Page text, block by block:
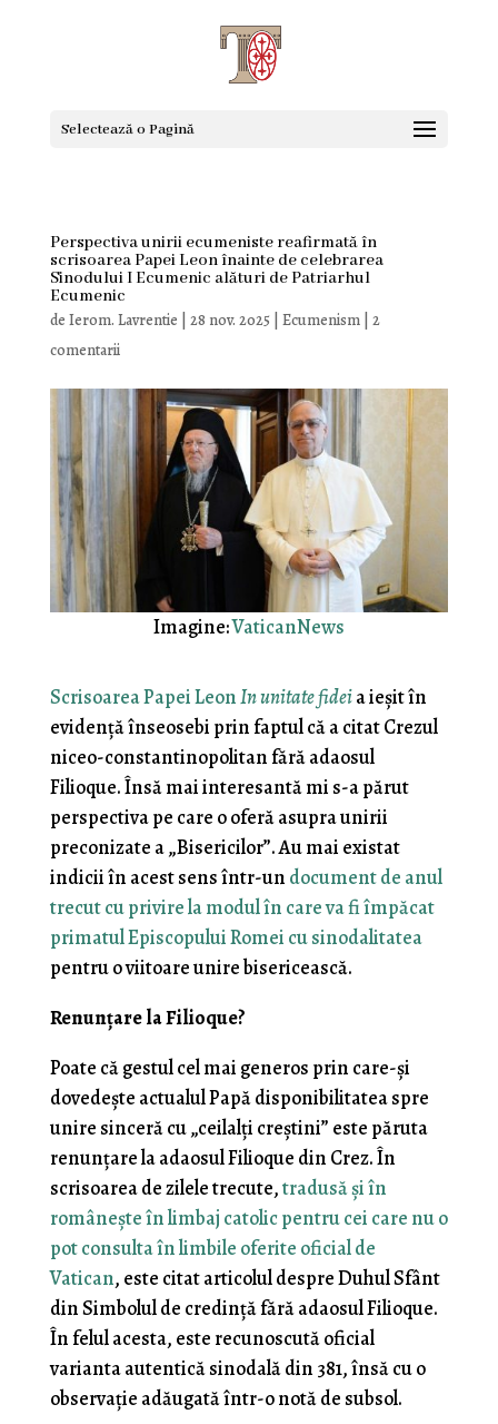
Selectează o Pagină
Perspectiva unirii ecumeniste reafirmată în
scrisoarea Papei Leon înainte de celebrarea
Sinodului I Ecumenic alături de Patriarhul
Ecumenic
de Ierom. Lavrentie 28 nov. 2025| Ecumenism| 2
comentarii
Imagine:VaticanNews
Scrisoarea Papei LeonIn unitate fideia ieșit în
evidență înseosebi prin faptul că a citat Crezul
niceo-constantinopolitan fără adaosul
Filioque. Însă mai interesantă mi s-a părut
perspectiva pe care o oferă asupra unirii
preconizate a „Bisericilor”. Au mai existat
indicii în acest sens într-un document de anul
trecut cu privire la modul în care va fi împăcat
primatul Episcopului Romei cu sinodalitatea
pentru o viitoare unire bisericească.
Renunțare la Filioque?
Poate că gestul cel mai generos prin care-și
dovedește actualul Papă disponibilitatea spre
unire sinceră cu „ceilalți creștini” este păruta
renunțare la adaosul Filioque din Crez. În
scrisoarea de zilele trecute,tradusă și în
românește în limbaj catolic pentru cei care nu o
pot consulta în limbile oferite oficial de
Vatican, este citat articolul despre Duhul Sfânt
din Simbolul de credință fără adaosul Filioque.
În felul acesta, este recunoscută oficial
varianta autentică sinodală din 381, însă cu o
observație adăugată într-o notă de subsol.